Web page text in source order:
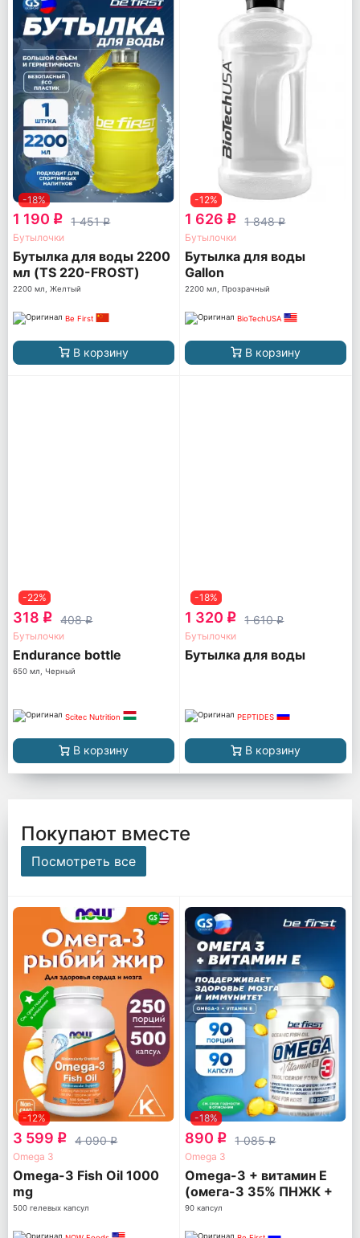
-18%
1 190 q 1 451q
Бутылочки
Бутылка для воды 2200
мл (TS 220-FROST)
матовая
2200 мл, Желтый
Be First
В корзину
-12%
1 626 q 1 848q
Бутылочки
Бутылка для воды
Gallon
2200 мл, Прозрачный
BioTechUSA
В корзину
-22%
318 q 408q
Бутылочки
Endurance bottle
650 мл, Черный
Scitec Nutrition
В корзину
-18%
1 320 q 1 610q
Бутылочки
Бутылка для воды
PEPTIDES
В корзину
Покупают вместе
Посмотреть все
-12%
3 599 q 4 090q
Omega 3
Omega-3 Fish Oil 1000
mg
500 гелевых капсул
-18%
890 q 1 085q
Omega 3
Omega-3 + витамин Е
(омега-3 35% ПНЖК +
витамин Е)
90 капсул